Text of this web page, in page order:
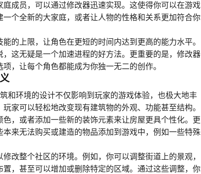
成员，可以通过修改器迅速实现。这使得你可以在游戏
个全新的大家庭，或者让人物的性格和关系更加符合你
的上限，让角色在更短的时间内达到更高的能力水平。
这无疑是一个加速进程的好方法。更重要的是，修改器
，让每个角色都能成为你独一无二的创作。
和环境的设计不仅影响到玩家的游戏体验，也极大地丰
家可以轻松地改变现有建筑物的外观、功能甚至结构。
，或者添加一些新的装饰元素来让房屋更具个性化。更
来无法购买或建造的物品添加到游戏中，例如一些特殊
改整个社区的环境。例如，你可以调整街道上的景观，
，甚至可以增加或删除特定的区域。通过这些调整，你